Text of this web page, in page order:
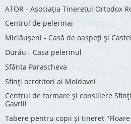
ATOR - Asociaţia Tineretul Ortodox
Centrul de pelerinaj
Miclăușeni - Casă de oaspeţi şi
Durău - Casa pelerinul
Sfânta Parascheva
Sfinți ocrotitori ai Moldovei
Centrul de formare și consiliere
Gavriil
Tabere pentru copii şi tineret